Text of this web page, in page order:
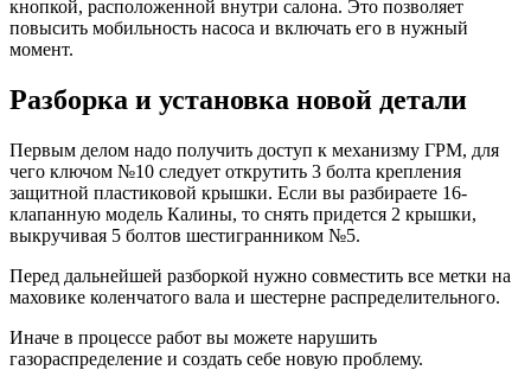
кнопкой, расположенной внутри салона. Это позволяет
повысить мобильность насоса и включать его в нужный
момент.
Разборка и установка новой детали
Первым делом надо получить доступ к механизму ГРМ, для
чего ключом №10 следует открутить 3 болта крепления
защитной пластиковой крышки. Если вы разбираете 16-
клапанную модель Калины, то снять придется 2 крышки,
выкручивая 5 болтов шестигранником №5.
Перед дальнейшей разборкой нужно совместить все метки на
маховике коленчатого вала и шестерне распределительного.
Иначе в процессе работ вы можете нарушить
газораспределение и создать себе новую проблему.